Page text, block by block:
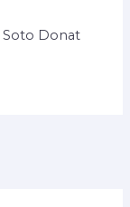
Soto Donat